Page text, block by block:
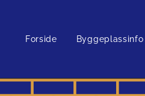
Forside Byggeplassinfo